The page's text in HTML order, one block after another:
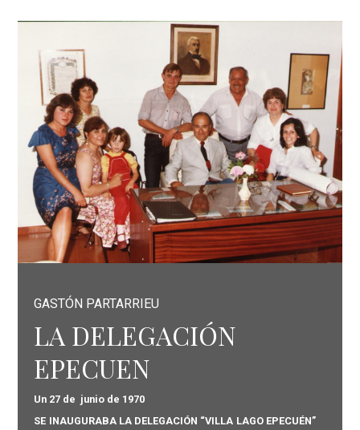
GASTÓN PARTARRIEU
LA DELEGACIÓN
EPECUEN
Un 27 de junio de 1970
SE INAUGURABA LA DELEGACIÓN “VILLA LAGO EPECUÉN”